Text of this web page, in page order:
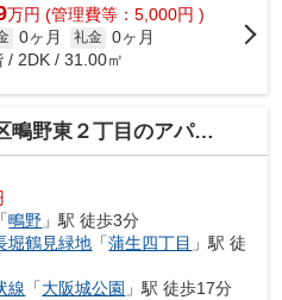
万円 (管理費等：5,000円 )
0ヶ月 礼金 0ヶ月
/ 2DK / 31.00㎡
野東２丁目のアパート
「鴫野 」駅 徒歩3分
堀鶴見緑地 「蒲生四丁目 」駅 徒
線 「大阪城公園 」駅 徒歩17分